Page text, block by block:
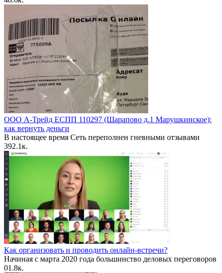
ООО А-Трейд ЕСПП 110297 (Шарапово д.1 Марушкинское):
как вернуть деньги
В настоящее время Сеть переполнен гневными отзывами
392.1к.
Как организовать и проводить онлайн-встречи?
Начиная с марта 2020 года большинство деловых переговоров
01.8к.